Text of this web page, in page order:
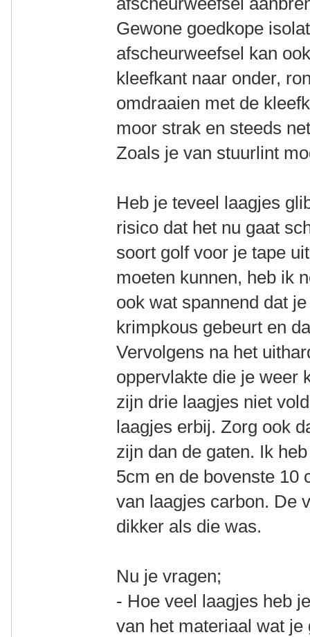
Gewone goedkope
afscheurweefsel kan
kleefkant naar onder,
omdraaien met de
moor strak en steeds
Zoals je van stuurlint
Heb je teveel laagjes
risico dat het nu gaat
soort golf voor je tape
moeten kunnen, heb ik
ook wat spannend dat
krimpkous gebeurt en
Vervolgens na het
oppervlakte die je weer
zijn drie laagjes niet
laagjes erbij. Zorg ook
zijn dan de gaten. Ik
5cm en de bovenste 10
van laagjes carbon. De
dikker als die was.
Nu je vragen;
- Hoe veel laagjes heb
van het materiaal wat